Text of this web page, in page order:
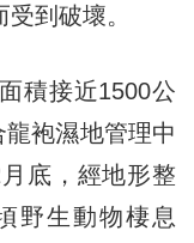
到破壞。
積接近1500公
龍袍濕地管理中
底，經地形整
野生動物棲息